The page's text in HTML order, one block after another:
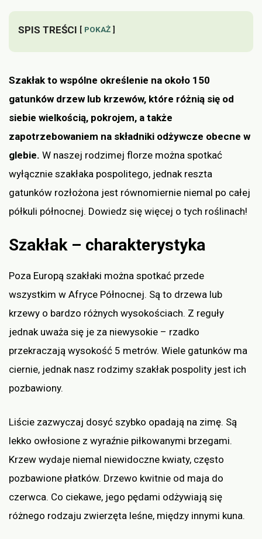
SPIS TREŚCI POKAŻ
Szakłak to wspólne określenie na około 150
gatunków drzew lub krzewów, które różnią się od
siebie wielkością, pokrojem, a także
zapotrzebowaniem na składniki odżywcze obecne w
glebie. W naszej rodzimej florze można spotkać
wyłącznie szakłaka pospolitego, jednak reszta
gatunków rozłożona jest równomiernie niemal po całej
półkuli północnej. Dowiedz się więcej o tych roślinach!
Szakłak – charakterystyka
Poza Europą szakłaki można spotkać przede
wszystkim w Afryce Północnej. Są to drzewa lub
krzewy o bardzo różnych wysokościach. Z reguły
jednak uważa się je za niewysokie – rzadko
przekraczają wysokość 5 metrów. Wiele gatunków ma
ciernie, jednak nasz rodzimy szakłak pospolity jest ich
pozbawiony.
Liście zazwyczaj dosyć szybko opadają na zimę. Są
lekko owłosione z wyraźnie piłkowanymi brzegami.
Krzew wydaje niemal niewidoczne kwiaty, często
pozbawione płatków. Drzewo kwitnie od maja do
czerwca. Co ciekawe, jego pędami odżywiają się
różnego rodzaju zwierzęta leśne, między innymi kuna.